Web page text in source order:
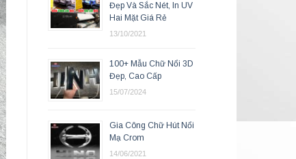
Đẹp Và Sắc Nét, In UV
Hai Mặt Giá Rẻ
13/10/2021
100+ Mẫu Chữ Nổi 3D
Đẹp, Cao Cấp
15/07/2024
Gia Công Chữ Hút Nổi
Mạ Crom
14/06/2021